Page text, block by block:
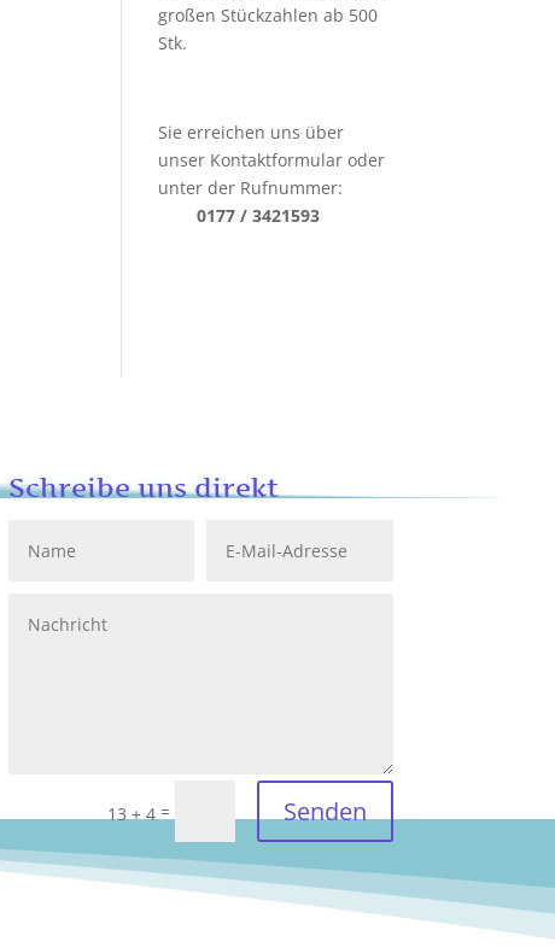
großen Stückzahlen ab 500
Stk.
Sie erreichen uns über
unser Kontaktformular oder
unter der Rufnummer:
0177 / 3421593
Schreibe uns direkt
13 + 4= Senden